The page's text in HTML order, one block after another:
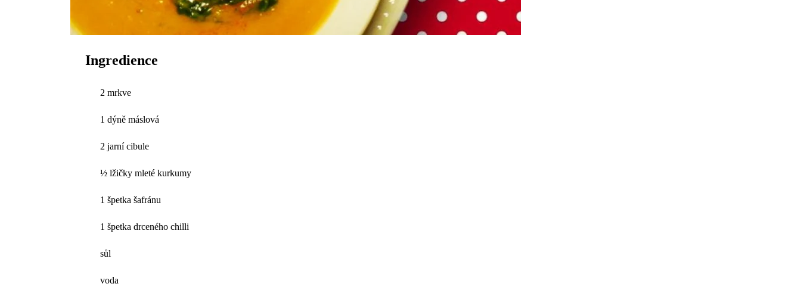
Ingredience
2 mrkve
1 dýně máslová
2 jarní cibule
½ lžičky mleté kurkumy
1 špetka šafránu
1 špetka drceného chilli
sůl
voda